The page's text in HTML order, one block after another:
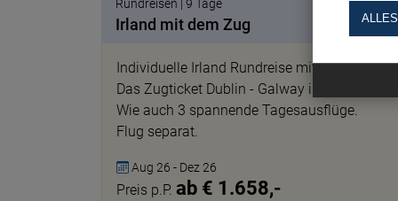
Rundreisen | 9 Tage
Irland mit dem Zug
Individuelle Irland Rundreise mit dem Zug.
Das Zugticket Dublin - Galway ist inklusive.
Wie auch 3 spannende Tagesausflüge.
Flug separat.
Aug 26 - Dez 26
Preis p.P. ab € 1.658,-